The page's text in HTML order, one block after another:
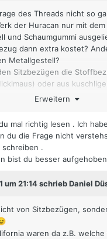
des Threads nicht so
der Huracan nur mit
und Schaumgummi
dann extra kostet?
Metallgestell?
Sitzbezügen die
oder aus
Erweitern
mal richtig lesen . Ich
du die Frage nicht
.
bist du besser
um 21:14 schrieb Daniel
von Sitzbezügen,
waren da z.B.